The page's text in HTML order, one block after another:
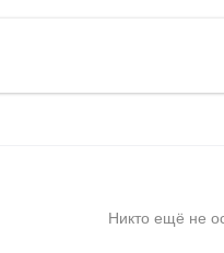
Никто ещё не